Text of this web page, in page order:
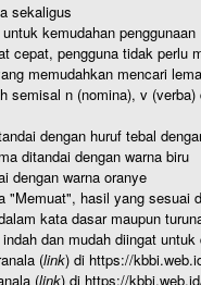
sekaligus
kemudahan penggunaan
cepat, pengguna tidak perlu
memudahkan mencari
semisal n (nomina), v
dengan huruf tebal
ditandai dengan warna biru
dengan warna oranye
hasil yang sesuai
kata dasar maupun
dan mudah diingat
(link) di https://
(link) di https://